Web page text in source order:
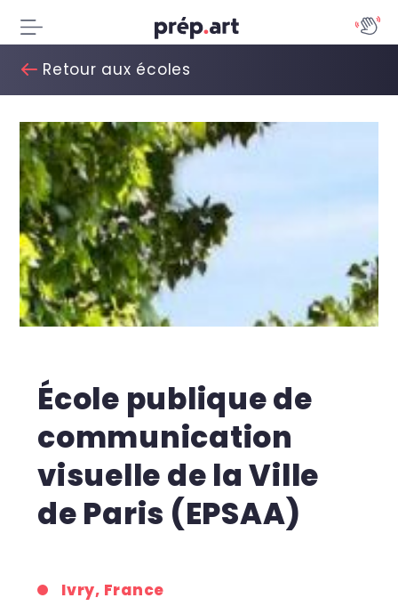
Retour aux écoles
École publique de
communication
visuelle de la Ville
de Paris (EPSAA)
Ivry, France